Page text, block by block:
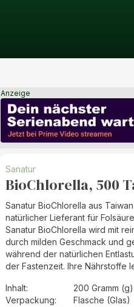
Anzeige
Sanatur
BioChlorella, 500
Sanatur BioChlorella aus
natürlicher Lieferant für
Sanatur BioChlorella wird mit
durch milden Geschmack und
während der natürlichen
der Fastenzeit. Ihre Nährstoffe
Inhalt:
200 Gramm (g)
Verpackung:
Flasche (Glas)